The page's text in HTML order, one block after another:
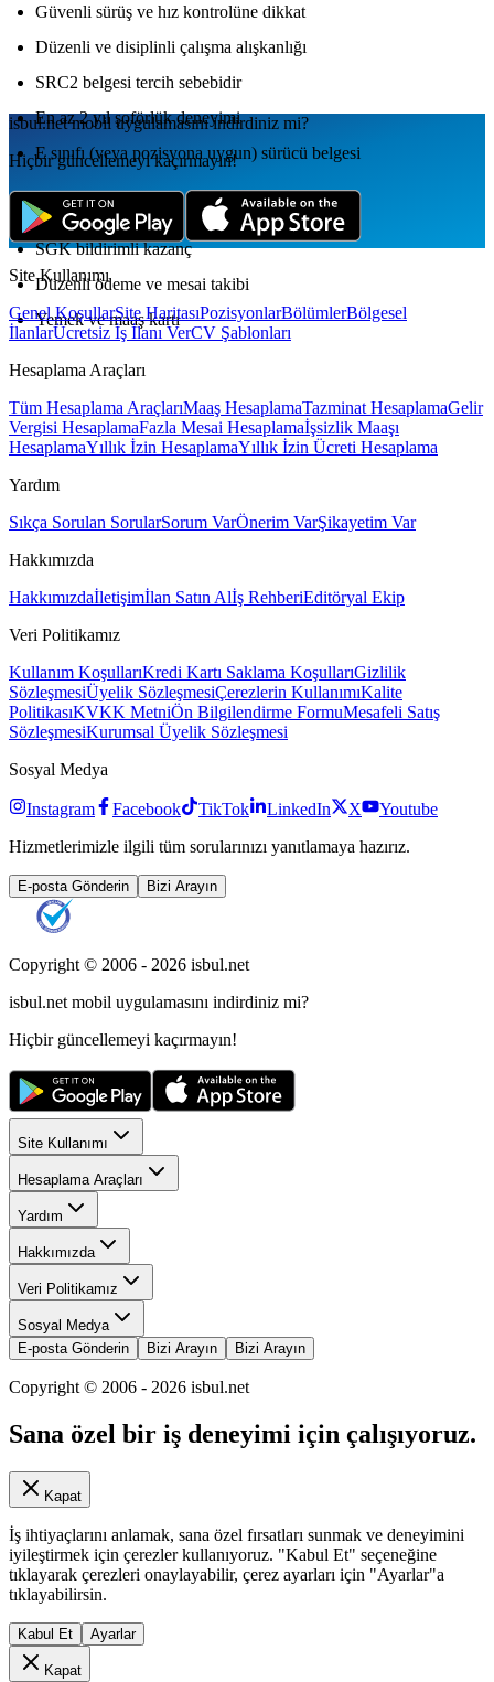
Güvenli sürüş ve hız kontrolüne dikkat
Düzenli ve disiplinli çalışma alışkanlığı
SRC2 belgesi tercih sebebidir
En az 2 yıl şoförlük deneyimi
E sınıfı (veya pozisyona uygun) sürücü belgesi
Çalışma Koşulları
SGK bildirimli kazanç
Düzenli ödeme ve mesai takibi
Yemek ve maaş kartı
isbul.netmobil uygulamаsını indirdiniz mi?
Hiçbir güncellemeyi kaçırmayın!
Site Kullanımı
Genel KoşullarSite HaritasıPozisyonlarBölümlerBölgesel
İlanlarÜcretsiz İş İlanı VerCV Şablonları
Hesaplama Araçları
Tüm Hesaplama AraçlarıMaaş HesaplamaTazminat HesaplamaGelir
Vergisi HesaplamaFazla Mesai Hesaplamaİşsizlik Maaşı
HesaplamaYıllık İzin HesaplamaYıllık İzin Ücreti Hesaplama
Yardım
Sıkça Sorulan SorularSorum VarÖnerim VarŞikayetim Var
Hakkımızda
Hakkımızdaİletişimİlan Satın Alİş RehberiEditöryal Ekip
Veri Politikamız
Kullanım KoşullarıKredi Kartı Saklama KoşullarıGizlilik
SözleşmesiÜyelik SözleşmesiÇerezlerin KullanımıKalite
PolitikasıKVKK MetniÖn Bilgilendirme FormuMesafeli Satış
SözleşmesiKurumsal Üyelik Sözleşmesi
Sosyal Medya
Instagram Facebook TikTok LinkedIn X
Youtube
Hizmetlerimizle ilgili tüm sorularınızı yanıtlamaya hazırız.
E-posta Gönderin Bizi Arayın
Copyright © 2006 - 2026 isbul.net
isbul.net mobil uygulamasını indirdiniz mi?
Hiçbir güncellemeyi kaçırmayın!
Site Kullanımı
Hesaplama Araçları
Yardım
Hakkımızda
Veri Politikamız
Sosyal Medya
E-posta Gönderin
Bizi Arayın Bizi Arayın
Copyright © 2006 - 2026 isbul.net
Sana özel bir iş deneyimi için çalışıyoruz.
Kapat
İş ihtiyaçlarını anlamak, sana özel fırsatları sunmak ve deneyimini
iyileştirmek için çerezler kullanıyoruz. "Kabul Et" seçeneğine
tıklayarak çerezleri onaylayabilir, çerez ayarları için "Ayarlar"a
tıklayabilirsin.
Kabul Et Ayarlar
Kapat